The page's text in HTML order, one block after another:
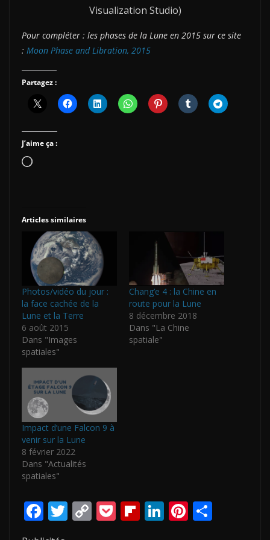
Visualization Studio)
Pour compléter : les phases de la Lune en 2015 sur ce site
: Moon Phase and Libration, 2015
Partagez :
J’aime ça :
Chargement…
Articles similaires
Photos/vidéo du jour :
la face cachée de la
Lune et la Terre
6 août 2015
Dans "Images
spatiales"
Chang’e 4 : la Chine en
route pour la Lune
8 décembre 2018
Dans "La Chine
spatiale"
Impact d’une Falcon 9 à
venir sur la Lune
8 février 2022
Dans "Actualités
spatiales"
F T C P Fli Li Pi